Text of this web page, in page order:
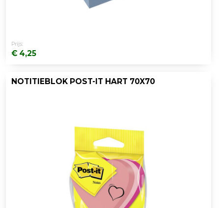
Prijs:
€ 4,25
NOTITIEBLOK POST-IT HART 70X70